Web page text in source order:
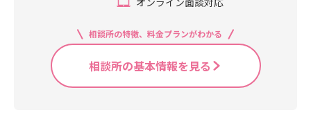
相談所の特徴、料金プランがわかる
相談所の基本情報を見る